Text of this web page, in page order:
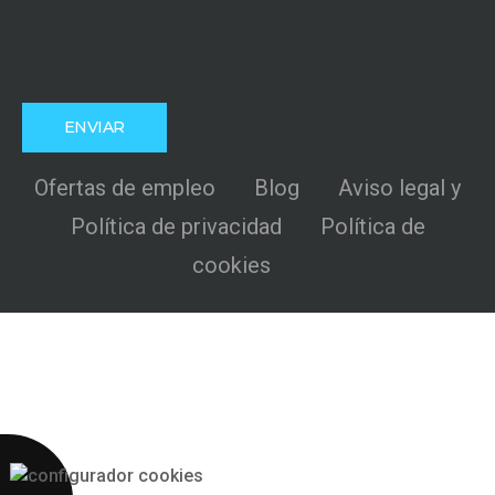
Ofertas de empleo Blog
Aviso legal y
Política de privacidad
Política de
cookies